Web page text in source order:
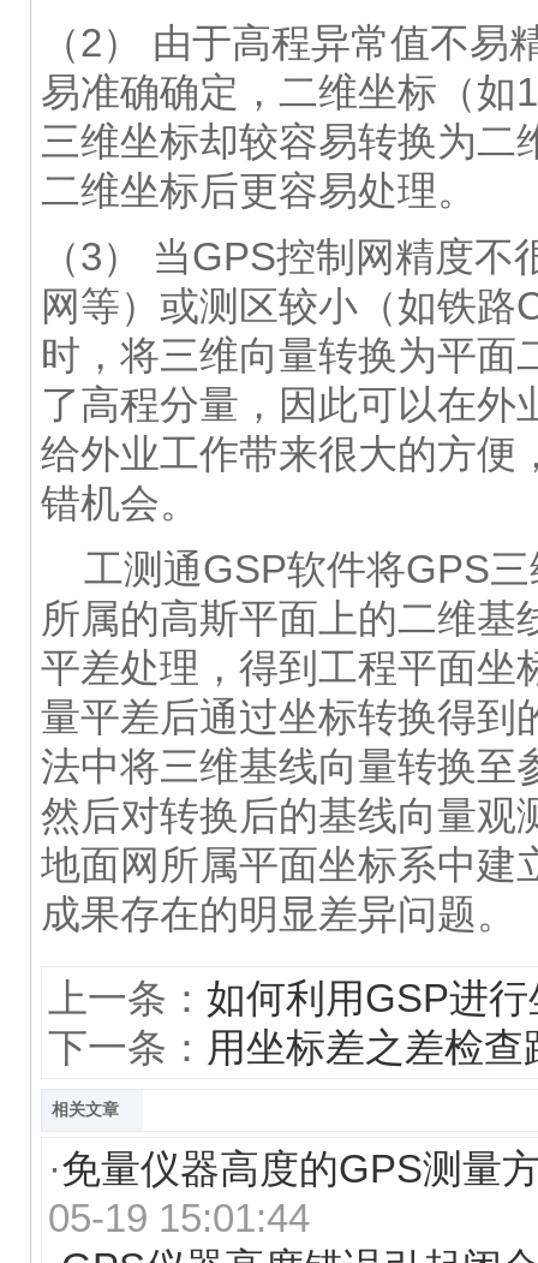
（2） 由于高程异常值不
易准确确定，二维坐标（如
三维坐标却较容易转换为二
二维坐标后更容易处理。
（3） 当GPS控制网精度
网等）或测区较小（如铁
时，将三维向量转换为平
了高程分量，因此可以在外
给外业工作带来很大的方便
错机会。
工测通GSP软件将GPS三
所属的高斯平面上的二维基
平差处理，得到工程平面坐
量平差后通过坐标转换得到
法中将三维基线向量转换至
然后对转换后的基线向量观
地面网所属平面坐标系中建
成果存在的明显差异问题。
上一条： 如何利用GSP进
下一条： 用坐标差之差检
相关文章
·免量仪器高度的GPS测量
05-19 15:01:44